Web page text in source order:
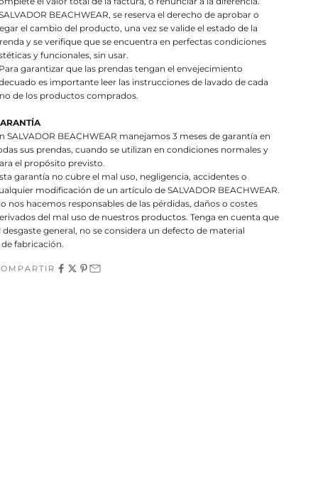
SALVADOR BEACHWEAR, se reserva el derecho de aprobar o
el cambio del producto, una vez se valide el estado de la
y se verifique que se encuentra en perfectas condiciones
y funcionales, sin usar.
Para garantizar que las prendas tengan el envejecimiento
es importante leer las instrucciones de lavado de cada
de los productos comprados.
SALVADOR BEACHWEAR manejamos 3 meses de garantía en
sus prendas, cuando se utilizan en condiciones normales y
el propósito previsto.
garantía no cubre el mal uso, negligencia, accidentes o
modificación de un artículo de SALVADOR BEACHWEAR.
nos hacemos responsables de las pérdidas, daños o costes
del mal uso de nuestros productos. Tenga en cuenta que
desgaste general, no se considera un defecto de material
de fabricación.